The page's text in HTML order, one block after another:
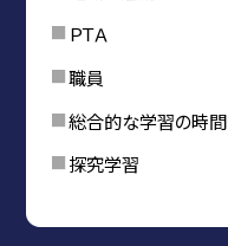
ＰＴＡ
職員
総合的な学習の時間
探究学習